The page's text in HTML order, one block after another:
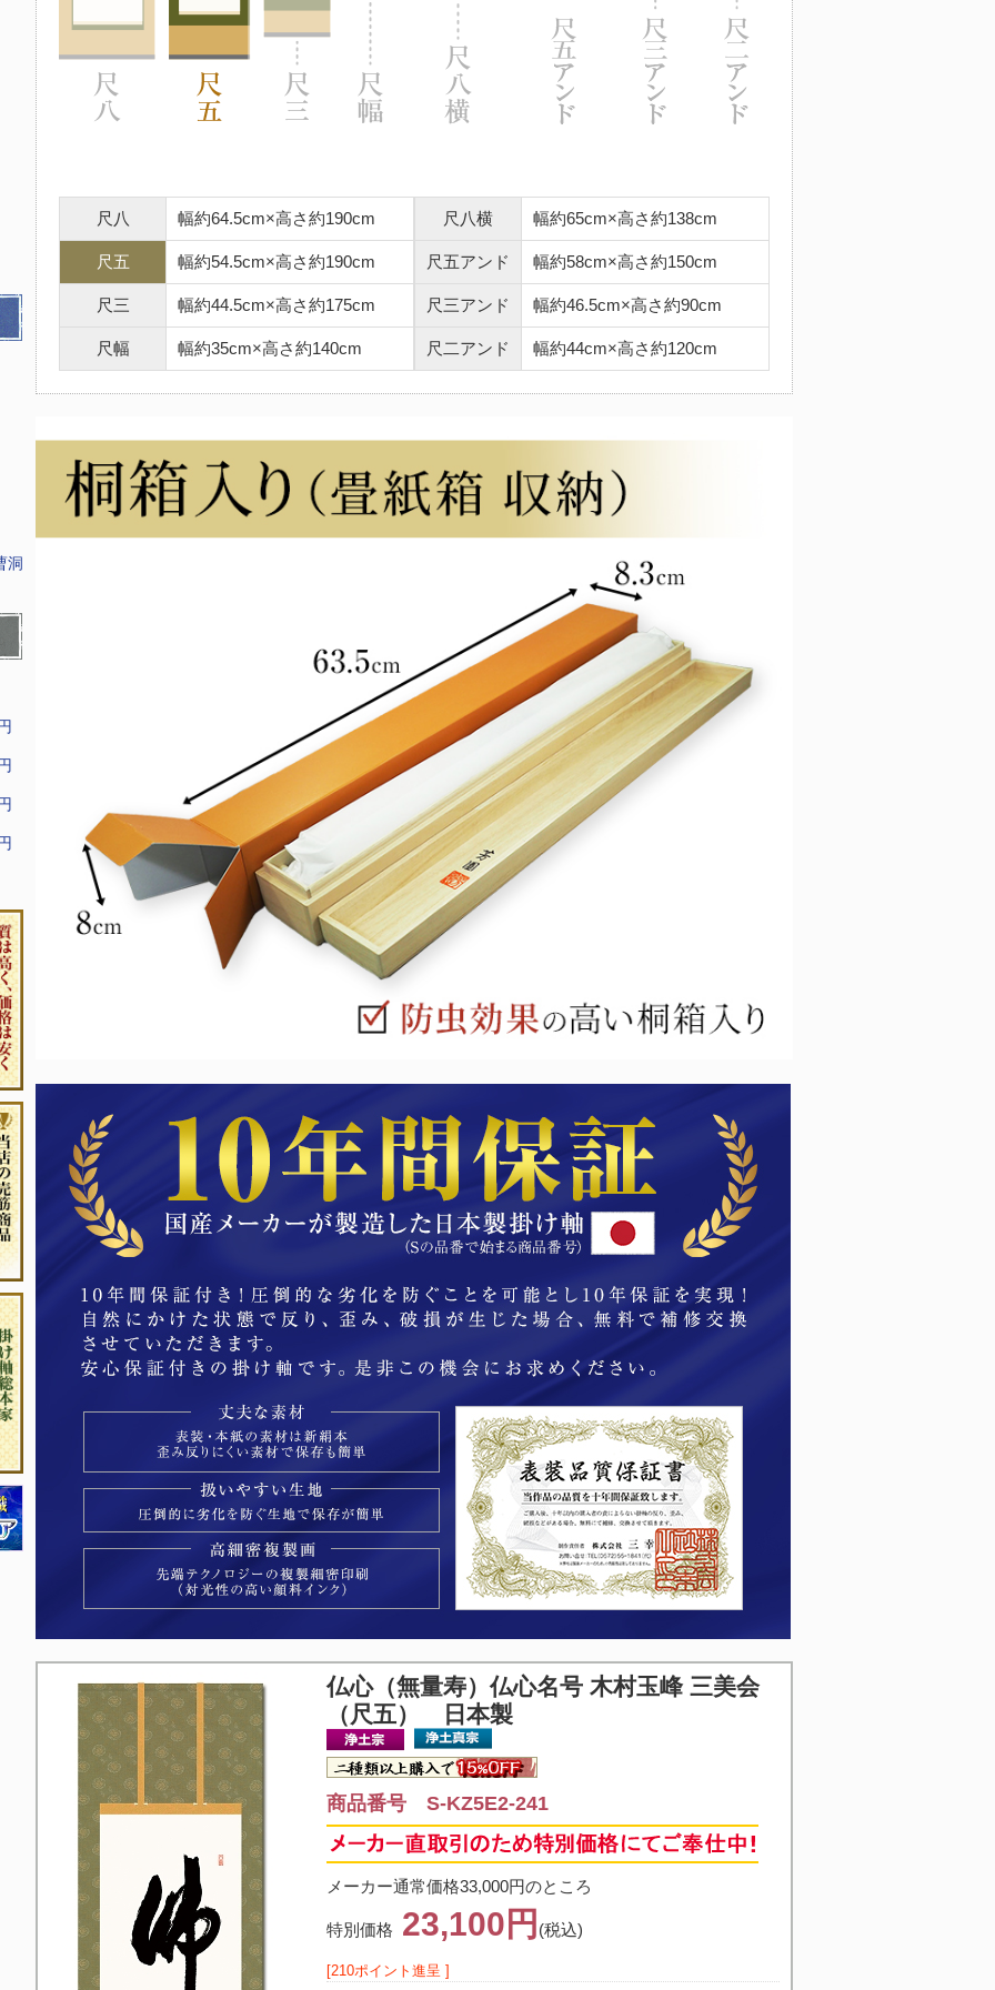
洞
尺八 幅約64.5cm×高さ約190cm
尺五 幅約54.5cm×高さ約190cm
尺三 幅約44.5cm×高さ約175cm
尺幅 幅約35cm×高さ約140cm
尺八横 幅約65cm×高さ約138cm
尺五アンド 幅約58cm×高さ約150cm
尺三アンド 幅約46.5cm×高さ約90cm
尺二アンド 幅約44cm×高さ約120cm
仏心（無量寿）仏心名号 木村玉峰 三美会
（尺五） 日本製
商品番号 S-KZ5E2-241
メーカー通常価格33,000円のところ
特別価格 23,100円 (税込)
[210ポイント進呈 ]